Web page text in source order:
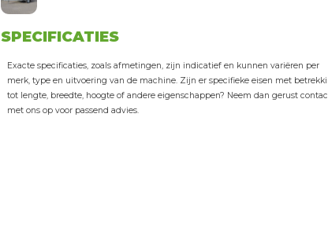
SPECIFICATIES
Exacte specificaties, zoals afmetingen, zijn indicatief en kunnen variëren per
merk, type en uitvoering van de machine. Zijn er specifieke eisen met
tot lengte, breedte, hoogte of andere eigenschappen? Neem dan gerust
met ons op voor passend advies.